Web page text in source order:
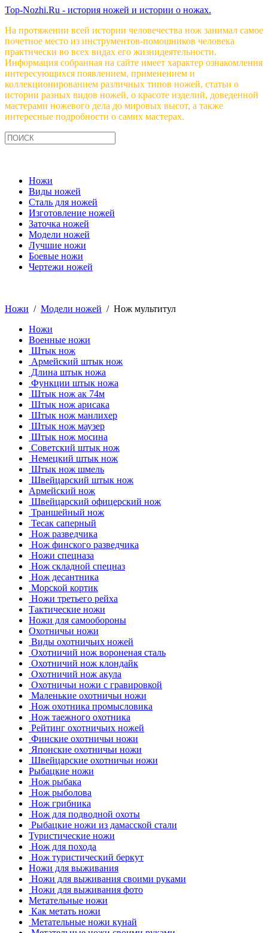
Top-Nozhi.Ru - история ножей и истории о ножах.
На протяжении всей истории человечества нож занимал самое
почетное место из инструментов-помошников человека
практически во всех видах его жизнидеятельности.
Информация собранная на сайте имеет характер ознакомления
интересующихся появлением, применением и
коллекционированием различных типов ножей, статьи о
истории разных видов ножей, о красоте изделий, доведенной
мастерами ножевого дела до мировых высот, а также
интересные подробности о самих мастерах.
Ножи
Виды ножей
Сталь для ножей
Изготовление ножей
Заточка ножей
Модели ножей
Лучшие ножи
Боевые ножи
Чертежи ножей
Ножи / Модели ножей / Нож мультитул
Ножи
Военные ножи
Штык нож
Армейский штык нож
Длина штык ножа
Функции штык ножа
Штык нож ак 74м
Штык нож арисака
Штык нож манлихер
Штык нож маузер
Штык нож мосина
Советский штык нож
Немецкий штык нож
Штык нож шмель
Швейцарский штык нож
Армейский нож
Швейцарский офицерский нож
Траншейный нож
Тесак саперный
Нож разведчика
Нож финского разведчика
Ножи спецназа
Нож складной спецназ
Нож десантника
Морской кортик
Ножи третьего рейха
Тактические ножи
Ножи для самообороны
Охотничьи ножи
Виды охотничьих ножей
Охотничий нож вороненая сталь
Охотничий нож клондайк
Охотничий нож акула
Охотничьи ножи с гравировкой
Маленькие охотничьи ножи
Нож охотника промысловика
Нож таежного охотника
Рейтинг охотничьих ножей
Финские охотничьи ножи
Японские охотничьи ножи
Швейцарские охотничьи ножи
Рыбацкие ножи
Нож рыбака
Нож рыболова
Нож грибника
Нож для подводной охоты
Рыбацкие ножи из дамасской стали
Туристические ножи
Нож для похода
Нож туристический беркут
Ножи для выживания
Ножи для выживания своими руками
Ножи для выживания фото
Метательные ножи
Как метать ножи
Метательные ножи кунай